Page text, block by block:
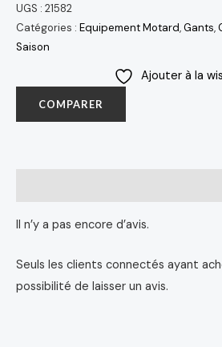
UGS : 21582
Catégories : Equipement Motard,Gants,
Saison
Ajouter à la
COMPARER
Il n’y a pas encore d’avis.
Seuls les clients connectés ayant
possibilité de laisser un avis.